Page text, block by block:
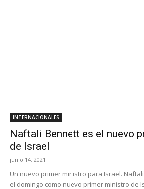
INTERNACIONALES
Naftali Bennett es el nuevo
de Israel
junio 14, 2021
Un nuevo primer ministro para Israel.
el domingo como nuevo primer ministro de